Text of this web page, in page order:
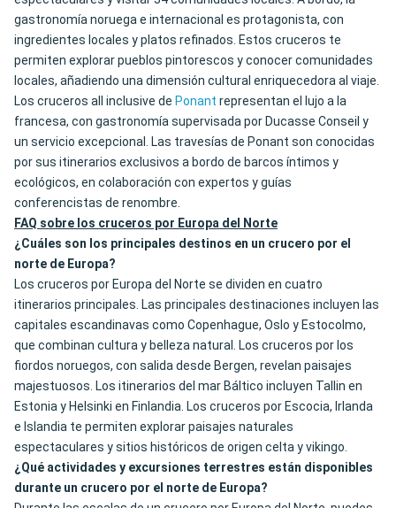
gastronomía noruega e internacional es protagonista, con
ingredientes locales y platos refinados. Estos cruceros te
permiten explorar pueblos pintorescos y conocer comunidades
locales, añadiendo una dimensión cultural enriquecedora al viaje.
Los cruceros all inclusive de Ponant representan el lujo a la
francesa, con gastronomía supervisada por Ducasse Conseil y
un servicio excepcional. Las travesías de Ponant son conocidas
por sus itinerarios exclusivos a bordo de barcos íntimos y
ecológicos, en colaboración con expertos y guías
conferencistas de renombre.
FAQ sobre los cruceros por Europa del Norte
¿Cuáles son los principales destinos en un crucero por el
norte de Europa?
Los cruceros por Europa del Norte se dividen en cuatro
itinerarios principales. Las principales destinaciones incluyen las
capitales escandinavas como Copenhague, Oslo y Estocolmo,
que combinan cultura y belleza natural. Los cruceros por los
fiordos noruegos, con salida desde Bergen, revelan paisajes
majestuosos. Los itinerarios del mar Báltico incluyen Tallin en
Estonia y Helsinki en Finlandia. Los cruceros por Escocia, Irlanda
e Islandia te permiten explorar paisajes naturales
espectaculares y sitios históricos de origen celta y vikingo.
¿Qué actividades y excursiones terrestres están disponibles
durante un crucero por el norte de Europa?